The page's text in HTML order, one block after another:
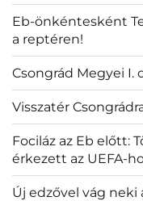
Eb-önkéntesként
a reptéren!
Csongrád Megyei I.
Visszatér
Fociláz az Eb előtt:
érkezett az UEFA-
Új edzővel vág neki